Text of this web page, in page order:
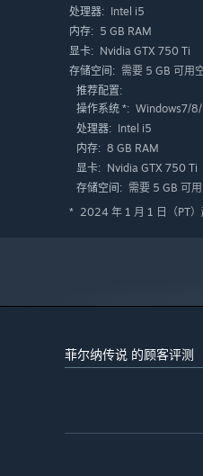
击败怪物时有几率掉落
处理器: Intel i5
内存: 5 GB RAM
显卡: Nvidia GTX 750 Ti
存储空间: 需要 5 GB 可用
推荐配置:
操作系统 *: Windows7/8/
处理器: Intel i5
内存: 8 GB RAM
显卡: Nvidia GTX 750 Ti
存储空间: 需要 5 GB 可
* 2024 年 1 月 1 日（PT）
菲尔纳传说 的顾客评测